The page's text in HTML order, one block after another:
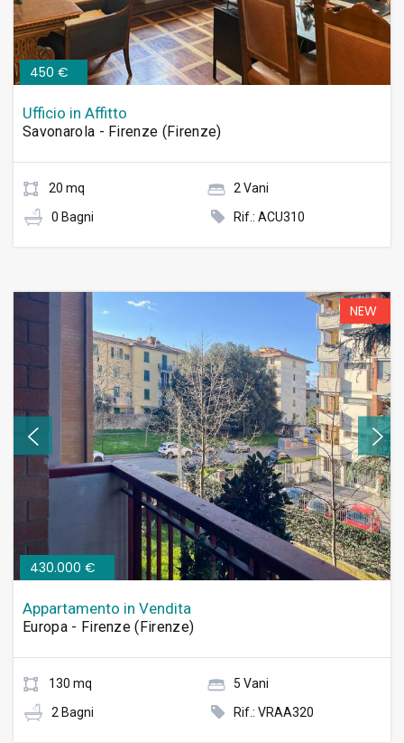
450 €
Ufficio in Affitto
Savonarola - Firenze (Firenze)
20 mq
2 Vani
0 Bagni
Rif.: ACU310
430.000 €
NEW
Appartamento in Vendita
Europa - Firenze (Firenze)
130 mq
5 Vani
2 Bagni
Rif.: VRAA320